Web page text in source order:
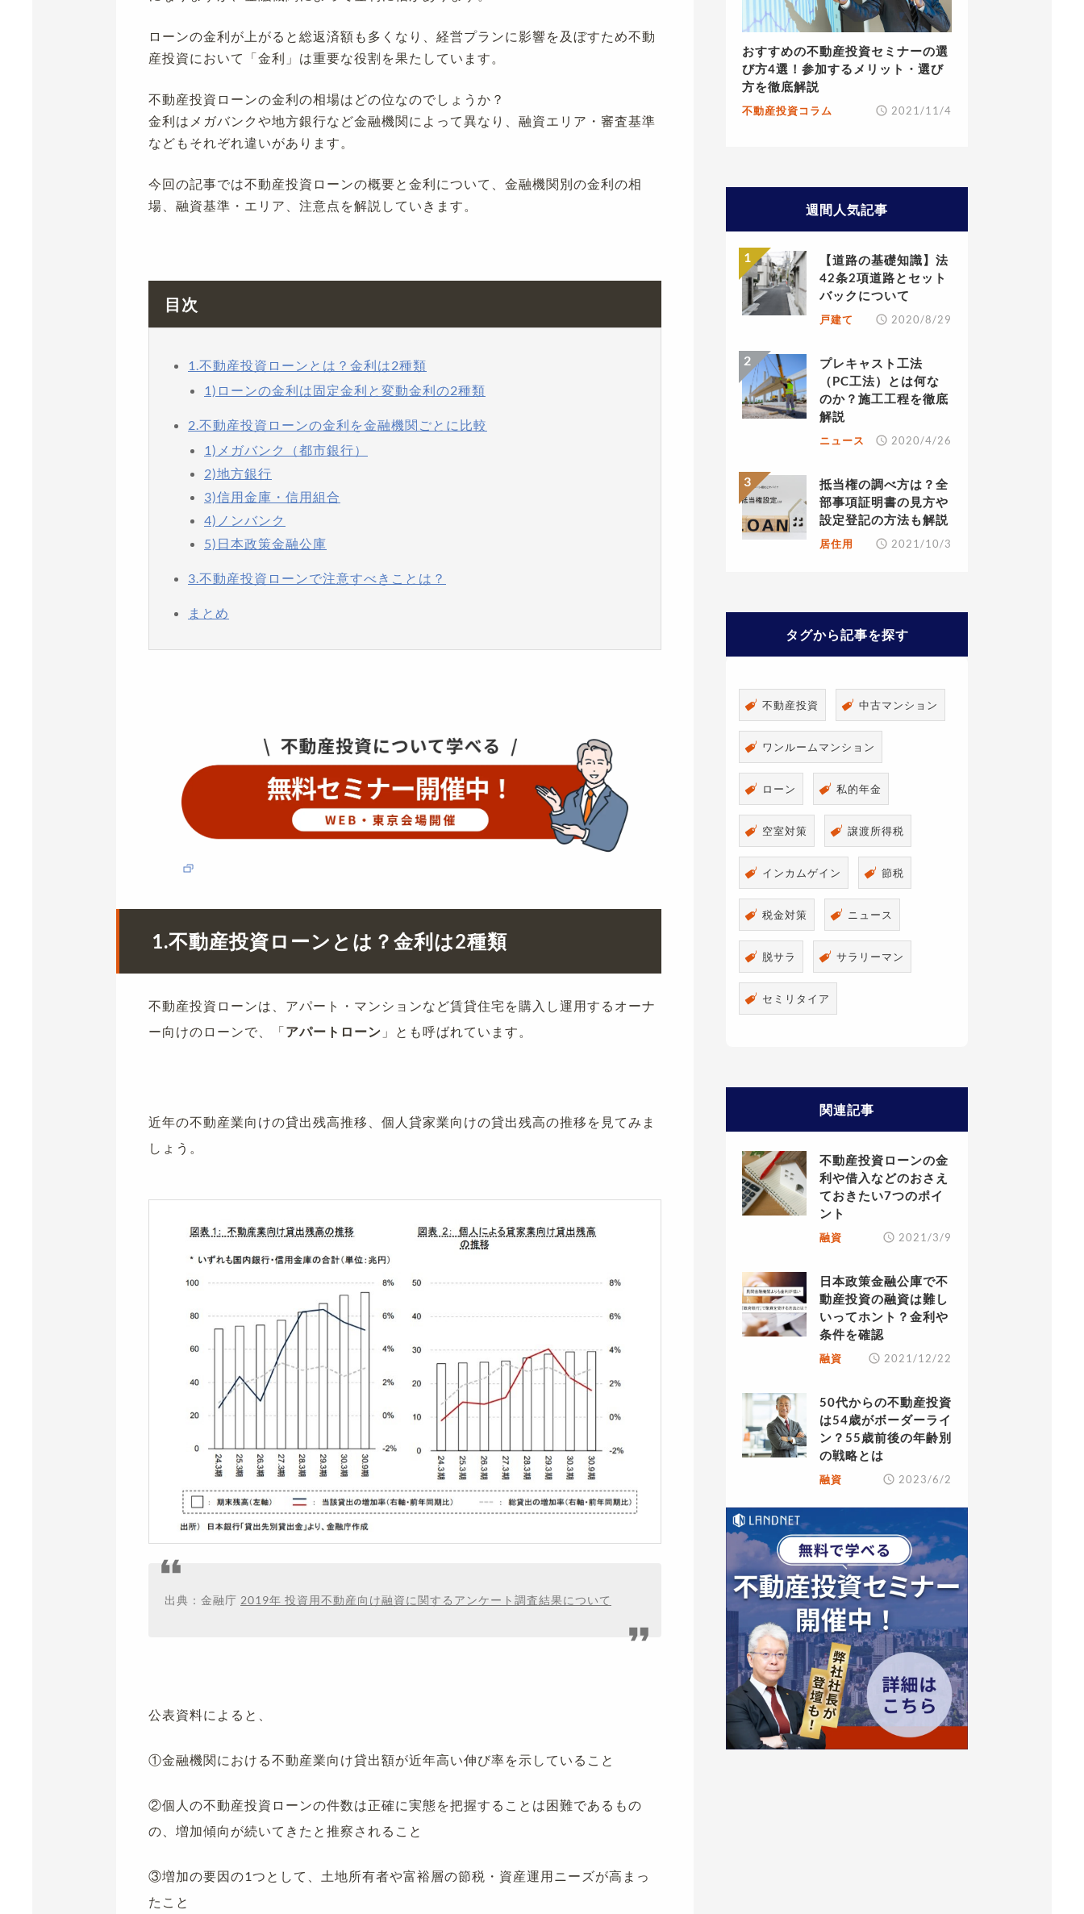
ローンの金利が上がると総返済額も多くなり、経営プランに影響を及ぼすため不動
産投資において「金利」は重要な役割を果たしています。
不動産投資ローンの金利の相場はどの位なのでしょうか？
金利はメガバンクや地方銀行など金融機関によって異なり、融資エリア・審査基準
などもそれぞれ違いがあります。
今回の記事では不動産投資ローンの概要と金利について、金融機関別の金利の相
場、融資基準・エリア、注意点を解説していきます。
目次
1.不動産投資ローンとは？金利は2種類
1)ローンの金利は固定金利と変動金利の2種類
2.不動産投資ローンの金利を金融機関ごとに比較
1)メガバンク（都市銀行）
2)地方銀行
3)信用金庫・信用組合
4)ノンバンク
5)日本政策金融公庫
3.不動産投資ローンで注意すべきことは？
まとめ
1.不動産投資ローンとは？金利は2種類
不動産投資ローンは、アパート・マンションなど賃貸住宅を購入し運用するオーナ
ー向けのローンで、「アパートローン 」とも呼ばれています。
近年の不動産業向けの貸出残高推移、個人貸家業向けの貸出残高の推移を見てみま
しょう。
出典：金融庁 2019年 投資用不動産向け融資に関するアンケート調査結果について
公表資料によると、
①金融機関における不動産業向け貸出額が近年高い伸び率を示していること
②個人の不動産投資ローンの件数は正確に実態を把握することは困難であるもの
の、増加傾向が続いてきたと推察されること
③増加の要因の1つとして、土地所有者や富裕層の節税・資産運用ニーズが高まっ
たこと
おすすめの不動産投資セミナーの選
び方4選！参加するメリット・選び
方を徹底解説
不動産投資コラム 2021/11/4
週間人気記事
【道路の基礎知識】法
42条2項道路とセット
バックについて
戸建て 2020/8/29
プレキャスト工法
（PC工法）とは何な
のか？施工工程を徹底
解説
ニュース 2020/4/26
抵当権の調べ方は？全
部事項証明書の見方や
設定登記の方法も解説
居住用 2021/10/3
タグから記事を探す
不動産投資 中古マンション
ワンルームマンション
ローン 私的年金
空室対策 譲渡所得税
インカムゲイン 節税
税金対策 ニュース
脱サラ サラリーマン
セミリタイア
関連記事
不動産投資ローンの金
利や借入などのおさえ
ておきたい7つのポイ
ント
融資 2021/3/9
日本政策金融公庫で不
動産投資の融資は難し
いってホント？金利や
条件を確認
融資 2021/12/22
50代からの不動産投資
は54歳がボーダーライ
ン？55歳前後の年齢別
の戦略とは
融資 2023/6/2